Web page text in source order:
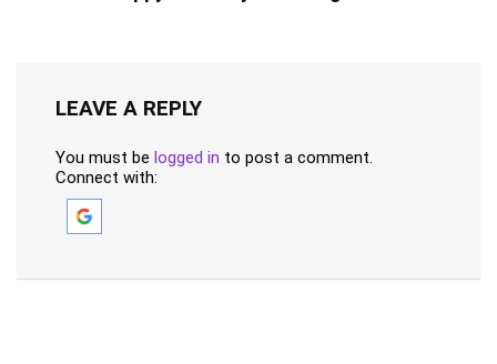
LEAVE A REPLY
You must be logged in to post a comment.
Connect with: